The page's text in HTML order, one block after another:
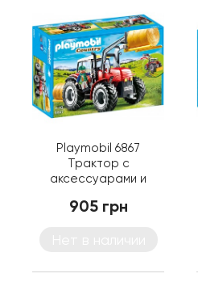
Playmobil 6867
Трактор с
аксессуарами и
Плеймобил
905 грн